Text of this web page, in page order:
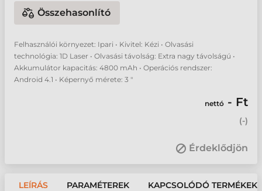
Összehasonlító
Felhasználói környezet: Ipari • Kivitel: Kézi • Olvasási
technológia: 1D Laser • Olvasási távolság: Extra nagy távolságú •
Akkumulátor kapacitás: 4800 mAh • Operációs rendszer:
Android 4.1 • Képernyő mérete: 3 "
nettó - Ft
(-)
Érdeklődjön
LEÍRÁS PARAMÉTEREK KAPCSOLÓDÓ TERMÉKEK